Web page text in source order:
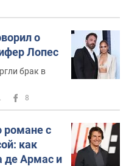
о
Лопес
брак в
8
романе с
как
де Армас и